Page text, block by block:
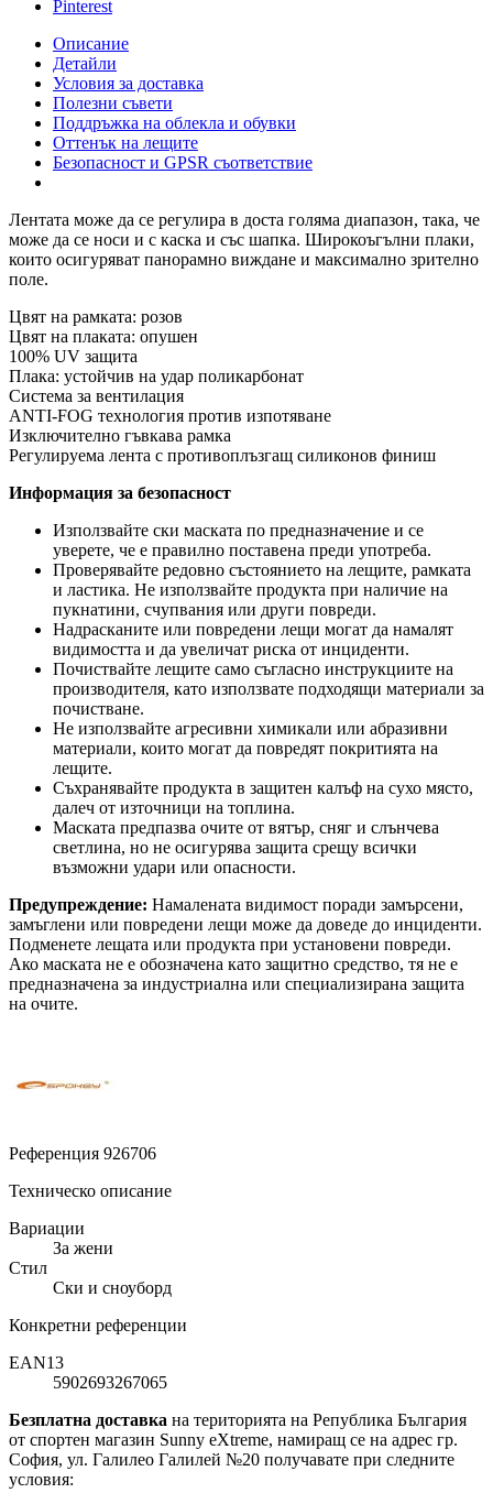
Pinterest
Описание
Детайли
Условия за доставка
Полезни съвети
Поддръжка на облекла и обувки
Оттенък на лещите
Безопасност и GPSR съответствие
Лентата може да се регулира в доста голяма диапазон, така, че
може да се носи и с каска и със шапка. Широкоъгълни плаки,
които осигуряват панорамно виждане и максимално зрително
поле.
Цвят на рамката: розов
Цвят на плаката: опушен
100% UV защита
Плака: устойчив на удар поликарбонат
Система за вентилация
ANTI-FOG технология против изпотяване
Изключително гъвкава рамка
Регулируема лента с противоплъзгащ силиконов финиш
Информация за безопасност
Използвайте ски маската по предназначение и се
уверете, че е правилно поставена преди употреба.
Проверявайте редовно състоянието на лещите, рамката
и ластика. Не използвайте продукта при наличие на
пукнатини, счупвания или други повреди.
Надрасканите или повредени лещи могат да намалят
видимостта и да увеличат риска от инциденти.
Почиствайте лещите само съгласно инструкциите на
производителя, като използвате подходящи материали за
почистване.
Не използвайте агресивни химикали или абразивни
материали, които могат да повредят покритията на
лещите.
Съхранявайте продукта в защитен калъф на сухо място,
далеч от източници на топлина.
Маската предпазва очите от вятър, сняг и слънчева
светлина, но не осигурява защита срещу всички
възможни удари или опасности.
Предупреждение: Намалената видимост поради замърсени,
замъглени или повредени лещи може да доведе до инциденти.
Подменете лещата или продукта при установени повреди.
Ако маската не е обозначена като защитно средство, тя не е
предназначена за индустриална или специализирана защита
на очите.
Референция 926706
Техническо описание
Вариации
За жени
Стил
Ски и сноуборд
Конкретни референции
EAN13
5902693267065
Безплатна доставка на територията на Република България
от спортен магазин Sunny eXtreme, намиращ се на адрес гр.
София, ул. Галилео Галилей №20 получавате при следните
условия: